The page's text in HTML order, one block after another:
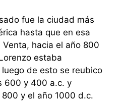
fue la ciudad más
hasta que en esa
hacia el año 800
estaba
de esto se reubico
600 y 400 a.c. y
y el año 1000 d.c.